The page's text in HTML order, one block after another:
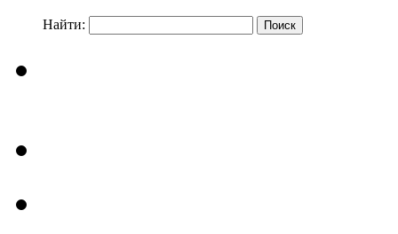
Найти: